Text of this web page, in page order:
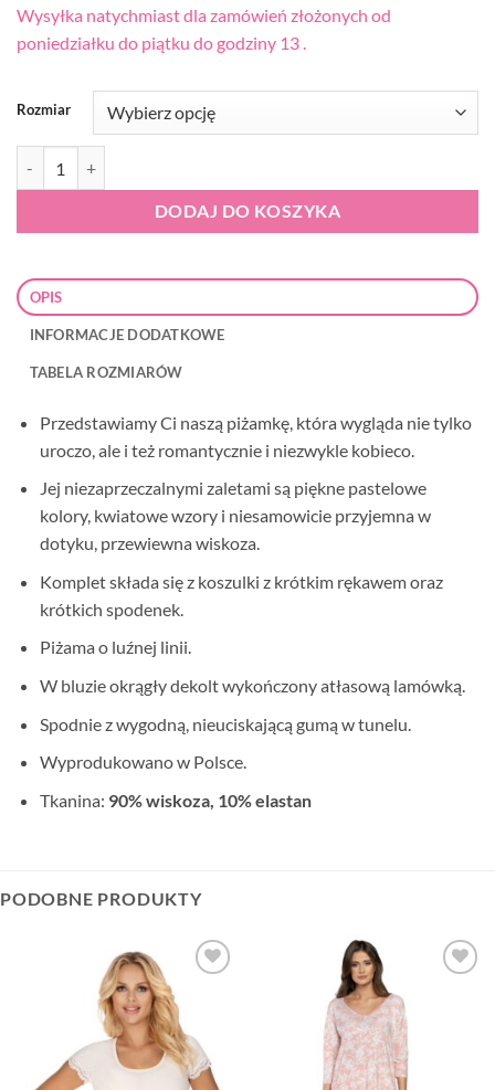
Wysyłka natychmiast dla zamówień złożonych od
poniedziałku do piątku do godziny 13 .
Rozmiar
DODAJ DO KOSZYKA
OPIS
INFORMACJE DODATKOWE
TABELA ROZMIARÓW
Przedstawiamy Ci naszą piżamkę, która wygląda nie tylko
uroczo, ale i też romantycznie i niezwykle kobieco.
Jej niezaprzeczalnymi zaletami są piękne pastelowe
kolory, kwiatowe wzory i niesamowicie przyjemna w
dotyku, przewiewna wiskoza.
Komplet składa się z koszulki z krótkim rękawem oraz
krótkich spodenek.
Piżama o luźnej linii.
W bluzie okrągły dekolt wykończony atłasową lamówką.
Spodnie z wygodną, nieuciskającą gumą w tunelu.
Wyprodukowano w Polsce.
Tkanina: 90% wiskoza, 10% elastan
PODOBNE PRODUKTY